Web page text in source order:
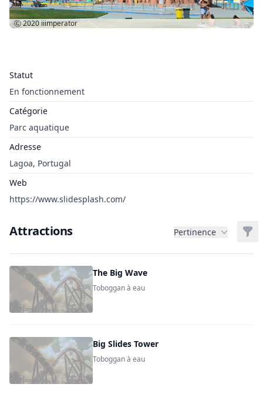
Statut
En fonctionnement
Catégorie
Parc aquatique
Adresse
Lagoa, Portugal
Web
https://www.slidesplash.com/
Ⓒ 2020iiimperator
Attractions Pertinence
The Big Wave
Toboggan à eau
Big Slides Tower
Toboggan à eau